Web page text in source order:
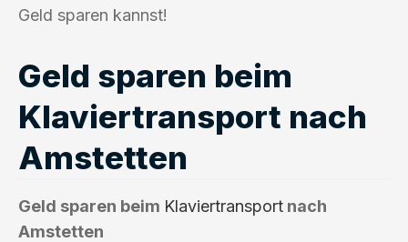
Geld sparen kannst!
Geld sparen beim
Klaviertransport nach
Amstetten
Geld sparen beim Klaviertransport nach
Amstetten